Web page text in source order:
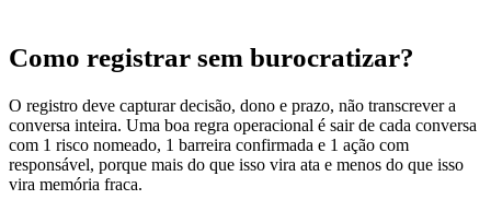
Como registrar sem burocratizar?
O registro deve capturar decisão, dono e prazo, não transcrever a
conversa inteira. Uma boa regra operacional é sair de cada conversa
com 1 risco nomeado, 1 barreira confirmada e 1 ação com
responsável, porque mais do que isso vira ata e menos do que isso
vira memória fraca.